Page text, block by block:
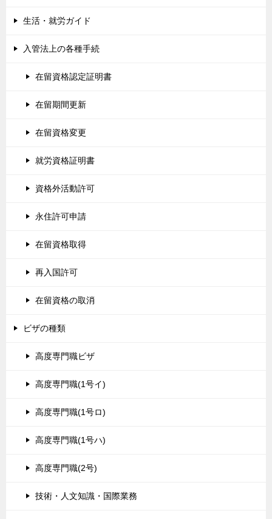
生活・就労ガイド
入管法上の各種手続
在留資格認定証明書
在留期間更新
在留資格変更
就労資格証明書
資格外活動許可
永住許可申請
在留資格取得
再入国許可
在留資格の取消
ビザの種類
高度専門職ビザ
高度専門職(1号イ)
高度専門職(1号ロ)
高度専門職(1号ハ)
高度専門職(2号)
技術・人文知識・国際業務